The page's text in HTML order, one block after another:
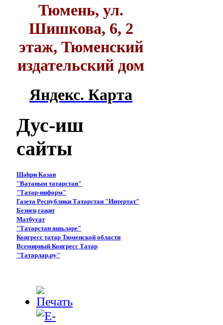
Тюмень, ул.
Шишкова, 6, 2
этаж, Тюменский
издательский дом
Яндекс. Карта
Дус-иш
сайты
Шәһри Казан
"Ватаным татарстан"
"Татар-информ"
Газета Республики Татарстан "Интертат"
Безнең гәҗит
Матбугат
"Татарстан яшьләре"
Конгресс татар Тюменской области
Всемирный Конгресс Татар
"Татарлар.ру"